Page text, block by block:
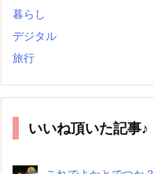
暮らし
デジタル
旅行
いいね頂いた記事♪